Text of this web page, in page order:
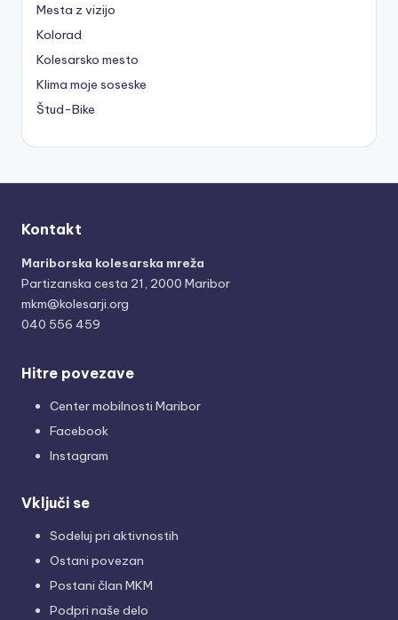
Mesta z vizijo
Kolorad
Kolesarsko mesto
Klima moje soseske
Štud-Bike
Kontakt
Mariborska kolesarska mreža
Partizanska cesta 21, 2000 Maribor
mkm@kolesarji.org
040 556 459
Hitre povezave
Center mobilnosti Maribor
Facebook
Instagram
Vključi se
Sodeluj pri aktivnostih
Ostani povezan
Postani član MKM
Podpri naše delo